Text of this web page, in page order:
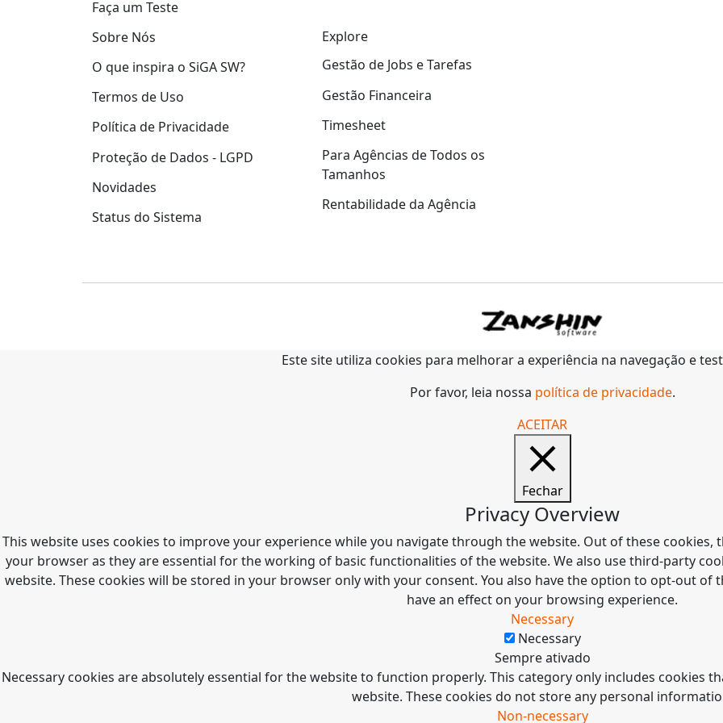
Faça um Teste
Sobre Nós
O que inspira o SiGA SW?
Termos de Uso
Política de Privacidade
Proteção de Dados - LGPD
Novidades
Status do Sistema
Explore
Gestão de Jobs e Tarefas
Gestão Financeira
Timesheet
Para Agências de Todos os
Tamanhos
Rentabilidade da Agência
Este site utiliza cookies para melhorar a experiência na navegação e
Por favor, leia nossa política de privacidade.
ACEITAR
Fechar
Privacy Overview
This website uses cookies to improve your experience while you navigate through the website. Out of these
your browser as they are essential for the working of basic functionalities of the website. We also use third-party
website. These cookies will be stored in your browser only with your consent. You also have the option to opt-out
have an effect on your browsing experience.
Necessary
Necessary
Sempre ativado
Necessary cookies are absolutely essential for the website to function properly. This category only includes cookies
website. These cookies do not store any personal
Non-necessary